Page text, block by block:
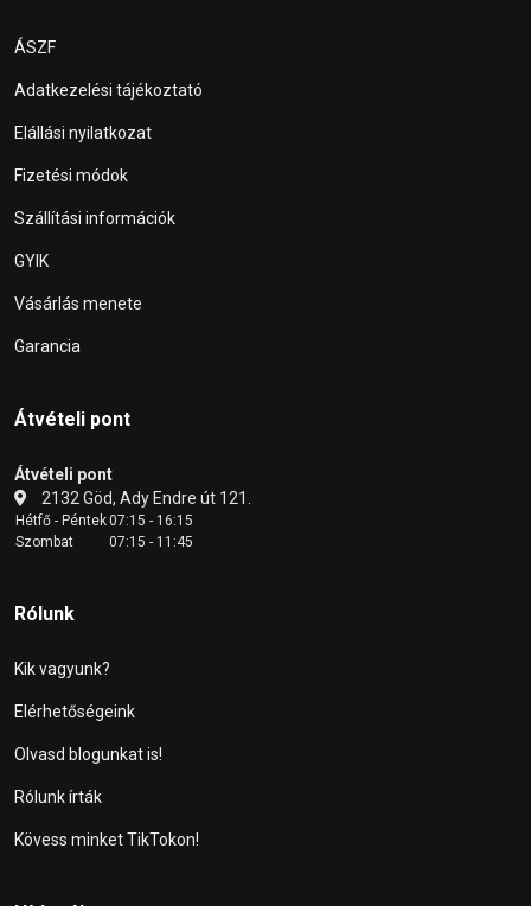
ÁSZF
Adatkezelési tájékoztató
Elállási nyilatkozat
Fizetési módok
Szállítási információk
GYIK
Vásárlás menete
Garancia
Átvételi pont
Átvételi pont
2132 Göd, Ady Endre út 121.
Hétfő - Péntek07:15 - 16:15
Szombat
07:15 - 11:45
Rólunk
Kik vagyunk?
Elérhetőségeink
Olvasd blogunkat is!
Rólunk írták
Kövess minket TikTokon!